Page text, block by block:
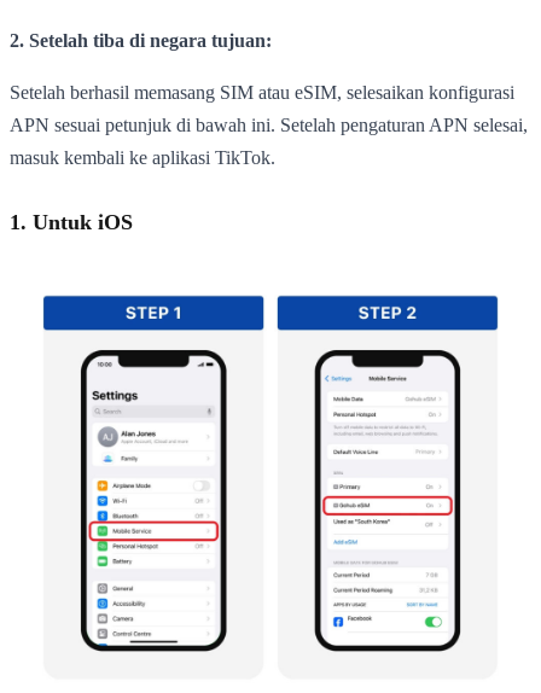
2. Setelah tiba di negara tujuan:
Setelah berhasil memasang SIM atau eSIM, selesaikan konfigurasi
APN sesuai petunjuk di bawah ini. Setelah pengaturan APN selesai,
masuk kembali ke aplikasi TikTok.
1. Untuk iOS